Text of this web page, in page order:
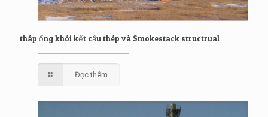
tháp ống khói kết cấu thép và Smokestack structrual
Đọc thêm